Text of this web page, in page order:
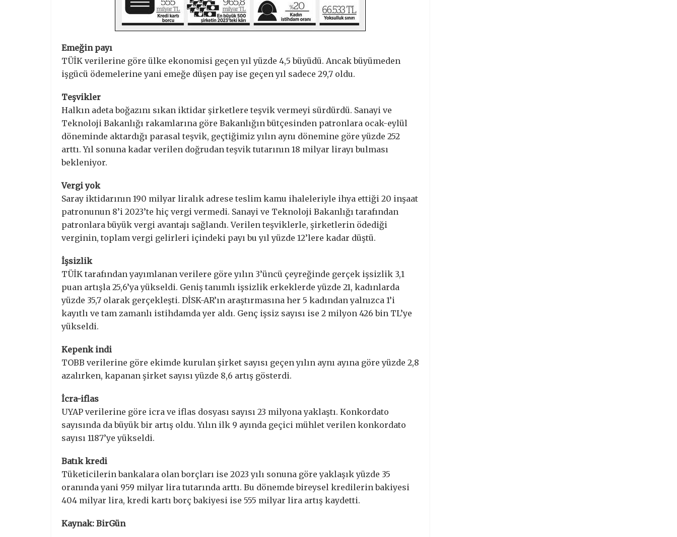
Emeğin payı
TÜİK verilerine göre ülke ekonomisi geçen yıl yüzde 4,5 büyüdü. Ancak büyümeden
işgücü ödemelerine yani emeğe düşen pay ise geçen yıl sadece 29,7 oldu.
Teşvikler
Halkın adeta boğazını sıkan iktidar şirketlere teşvik vermeyi sürdürdü. Sanayi ve
Teknoloji Bakanlığı rakamlarına göre Bakanlığın bütçesinden patronlara ocak-eylül
döneminde aktardığı parasal teşvik, geçtiğimiz yılın aynı dönemine göre yüzde 252
arttı. Yıl sonuna kadar verilen doğrudan teşvik tutarının 18 milyar lirayı bulması
bekleniyor.
Vergi yok
Saray iktidarının 190 milyar liralık adrese teslim kamu ihaleleriyle ihya ettiği 20 inşaat
patronunun 8’i 2023’te hiç vergi vermedi. Sanayi ve Teknoloji Bakanlığı tarafından
patronlara büyük vergi avantajı sağlandı. Verilen teşviklerle, şirketlerin ödediği
verginin, toplam vergi gelirleri içindeki payı bu yıl yüzde 12’lere kadar düştü.
İşsizlik
TÜİK tarafından yayımlanan verilere göre yılın 3’üncü çeyreğinde gerçek işsizlik 3,1
puan artışla 25,6’ya yükseldi. Geniş tanımlı işsizlik erkeklerde yüzde 21, kadınlarda
yüzde 35,7 olarak gerçekleşti. DİSK-AR’ın araştırmasına her 5 kadından yalnızca 1’i
kayıtlı ve tam zamanlı istihdamda yer aldı. Genç işsiz sayısı ise 2 milyon 426 bin TL’ye
yükseldi.
Kepenk indi
TOBB verilerine göre ekimde kurulan şirket sayısı geçen yılın aynı ayına göre yüzde 2,8
azalırken, kapanan şirket sayısı yüzde 8,6 artış gösterdi.
İcra-iflas
UYAP verilerine göre icra ve iflas dosyası sayısı 23 milyona yaklaştı. Konkordato
sayısında da büyük bir artış oldu. Yılın ilk 9 ayında geçici mühlet verilen konkordato
sayısı 1187’ye yükseldi.
Batık kredi
Tüketicilerin bankalara olan borçları ise 2023 yılı sonuna göre yaklaşık yüzde 35
oranında yani 959 milyar lira tutarında arttı. Bu dönemde bireysel kredilerin bakiyesi
404 milyar lira, kredi kartı borç bakiyesi ise 555 milyar lira artış kaydetti.
Kaynak: BirGün